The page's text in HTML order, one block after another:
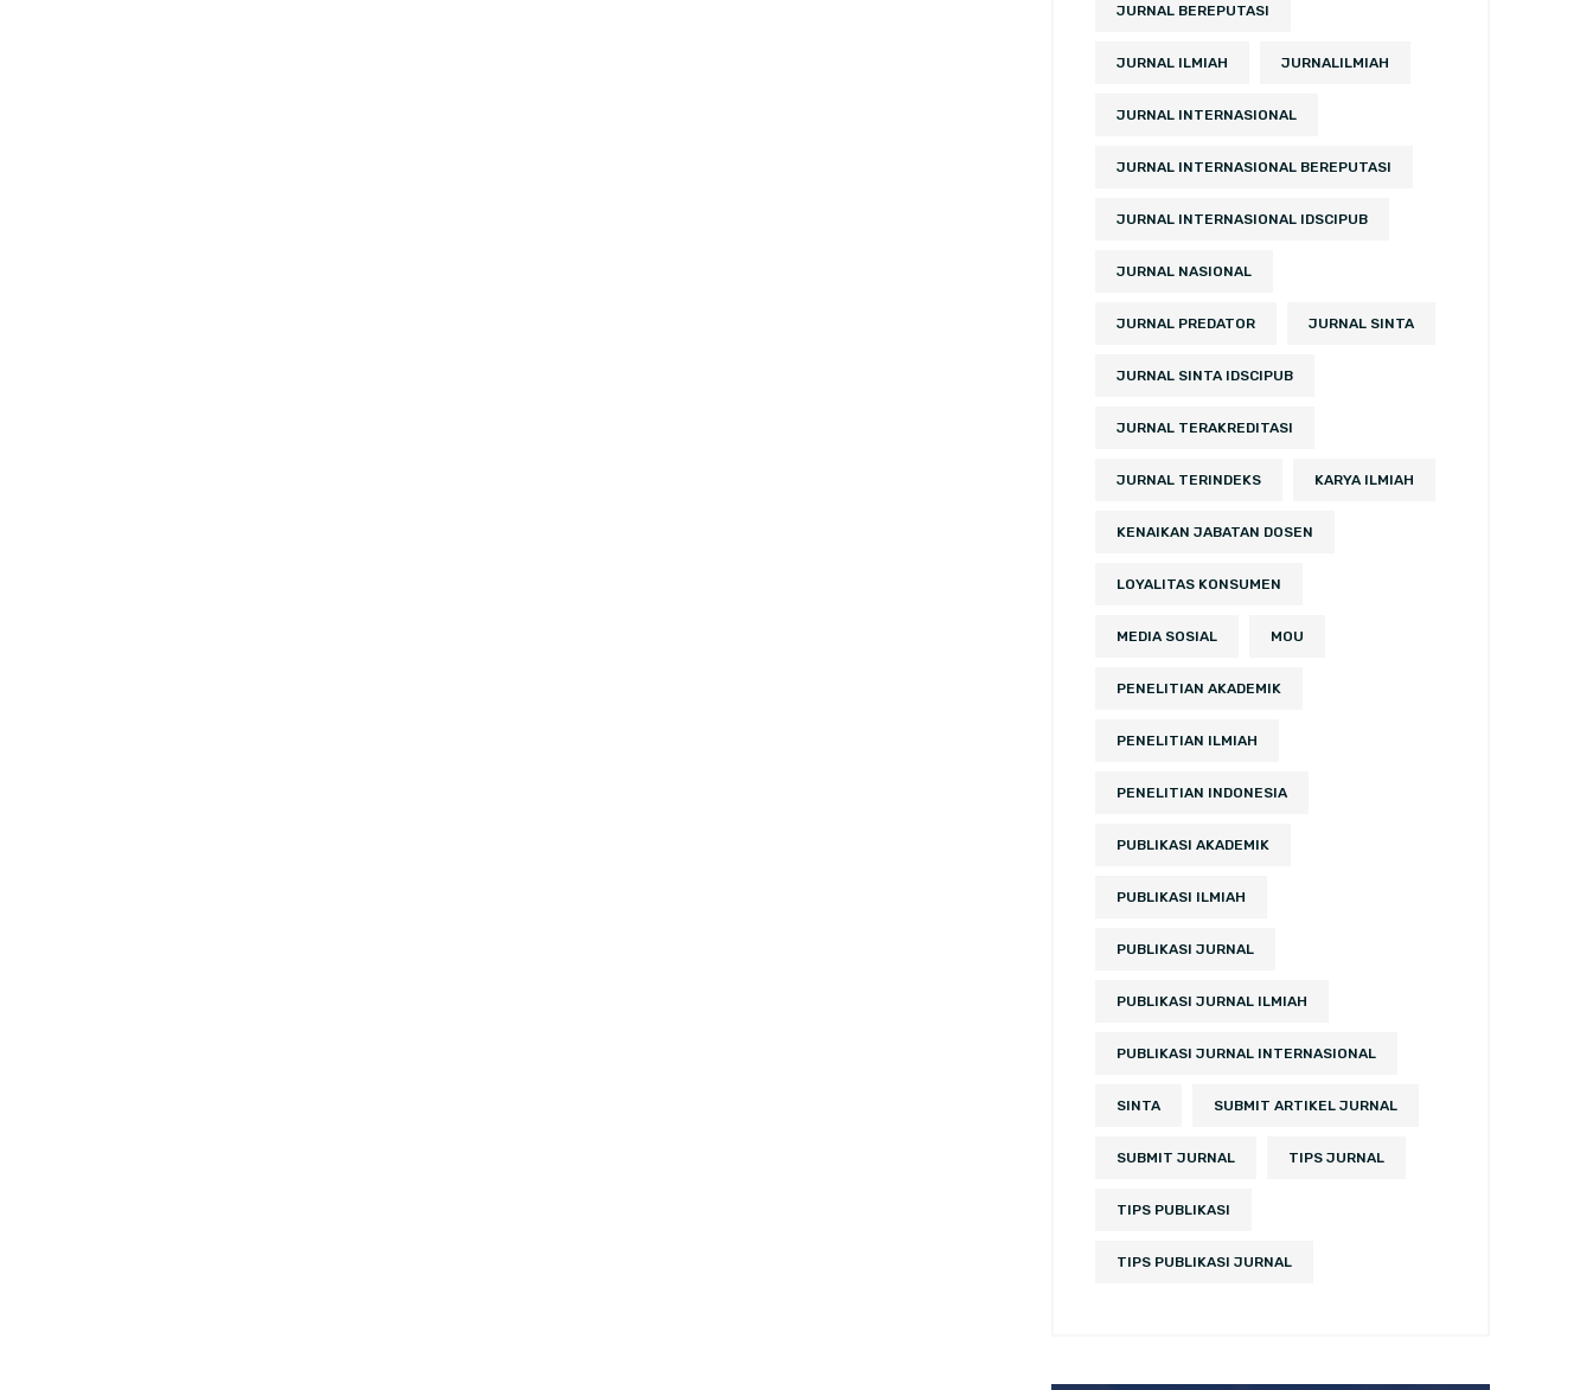
JURNAL BEREPUTASI
JURNAL ILMIAH JURNALILMIAH
JURNAL INTERNASIONAL
JURNAL INTERNASIONAL BEREPUTASI
JURNAL INTERNASIONAL IDSCIPUB
JURNAL NASIONAL
JURNAL PREDATOR JURNAL SINTA
JURNAL SINTA IDSCIPUB
JURNAL TERAKREDITASI
JURNAL TERINDEKS KARYA ILMIAH
KENAIKAN JABATAN DOSEN
LOYALITAS KONSUMEN
MEDIA SOSIAL MOU
PENELITIAN AKADEMIK
PENELITIAN ILMIAH
PENELITIAN INDONESIA
PUBLIKASI AKADEMIK
PUBLIKASI ILMIAH
PUBLIKASI JURNAL
PUBLIKASI JURNAL ILMIAH
PUBLIKASI JURNAL INTERNASIONAL
SINTA SUBMIT ARTIKEL JURNAL
SUBMIT JURNAL TIPS JURNAL
TIPS PUBLIKASI
TIPS PUBLIKASI JURNAL